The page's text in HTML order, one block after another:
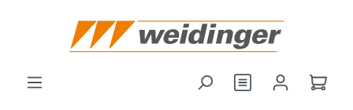
Je hebt 0 items